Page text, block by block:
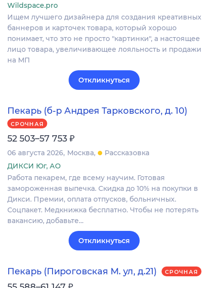
Wildspace.pro
Ищем лучшего дизайнера для создания креативных
баннеров и карточек товара, который хорошо
понимает, что это не просто "картинки", а настоящее
лицо товара, увеличивающее лояльность и продажи
на МП
Откликнуться
Пекарь (б-р Андрея Тарковского, д. 10)
СРОЧНАЯ
52 503–57 753 ₽
06 августа 2026 Москва
Рассказовка
ДИКСИ Юг, АО
Работа пекарем, где всему научим. Готовая
замороженная выпечка. Скидка до 10% на покупки в
Дикси. Премии, оплата отпусков, больничных.
Соцпакет. Медкнижка бесплатно. Чтобы не потерять
вакансию, добавьте…
Откликнуться
Пекарь (Пироговская М. ул, д.21) СРОЧНАЯ